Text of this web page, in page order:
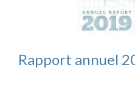
Rapport annuel